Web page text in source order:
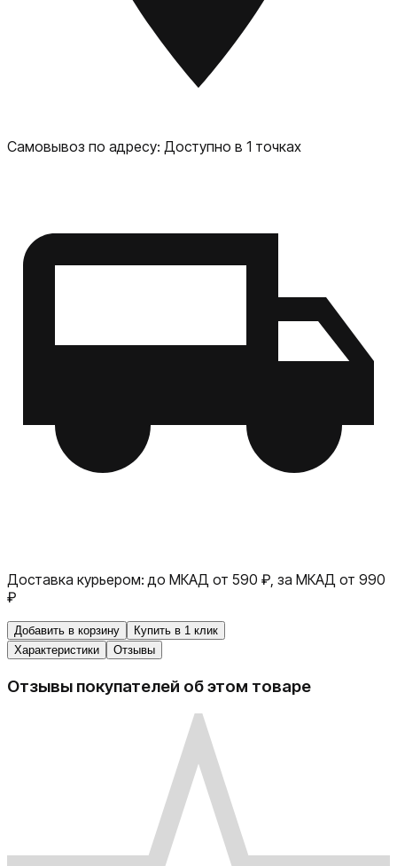
расцветки Доступные цвета корпуса: Infinite Black, Ultra
Violet, Sand Storm. Корпус защищён по стандартам IP68 /
IP69K — устойчив к пыли, воде, погружениям и даже
сильным водяным струям. Корпус и материалы
рассчитаны на долговечность: продуманный баланс
Самовывоз по адресу: Доступно в 1 точках
Доставка курьером: до МКАД от 590 ₽, за МКАД от 990
₽
Добавить в корзину
Купить в 1 клик
Характеристики
Отзывы
Отзывы покупателей об этом товаре